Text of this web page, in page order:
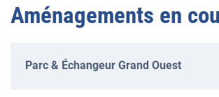
Aménagements en
Parc & Échangeur Grand Ouest